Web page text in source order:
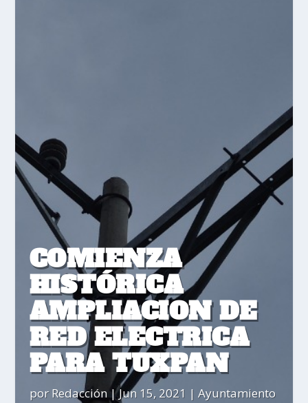
COMIENZA
HISTÓRICA
AMPLIACION DE
RED ELECTRICA
PARA TUXPAN
porRedacción |Jun 15, 2021 | Ayuntamiento